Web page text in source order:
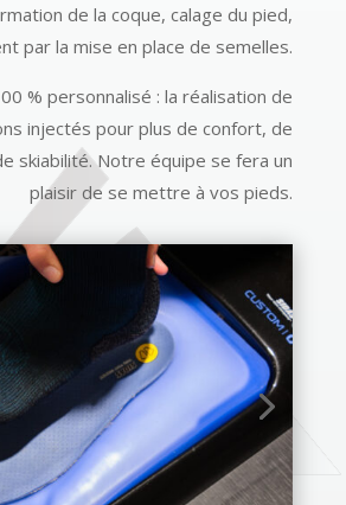
de la coque, calage du pied,
par la mise en place de semelles.
% personnalisé : la réalisation de
injectés pour plus de confort, de
skiabilité. Notre équipe se fera un
plaisir de se mettre à vos pieds.